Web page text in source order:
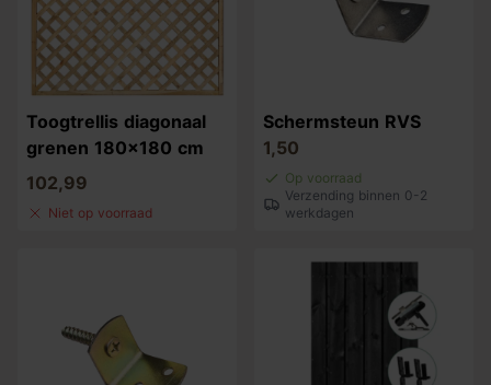
Toogtrellis diagonaal
grenen 180x180 cm
102,99
Niet op voorraad
Schermsteun RVS
1,50
Op voorraad
Verzending binnen 0-2
werkdagen